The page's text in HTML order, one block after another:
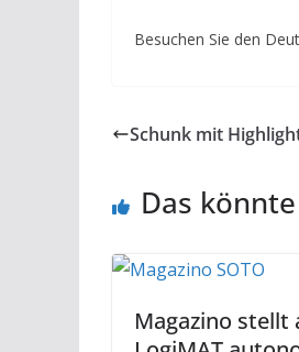
Besuchen Sie den
Schunk mit
Das
Magazino stellt